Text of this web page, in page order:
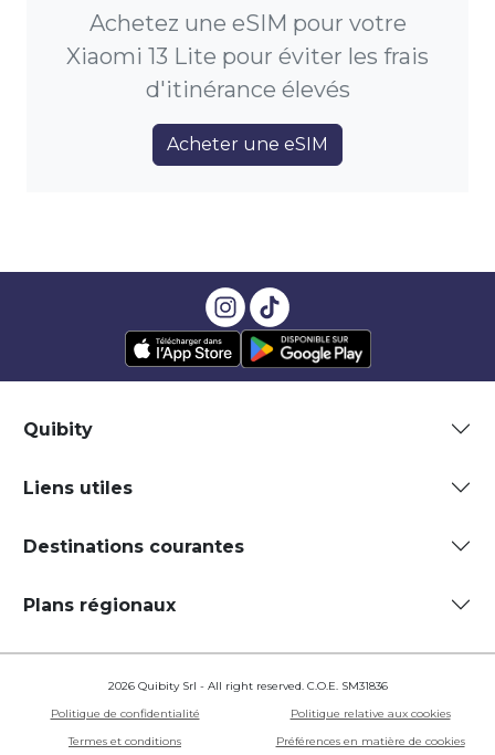
Achetez une eSIM pour votre
Xiaomi 13 Lite pour éviter les frais
d'itinérance élevés
Acheter une eSIM
Quibity
Liens utiles
Destinations courantes
Plans régionaux
2026 Quibity Srl - All right reserved. C.O.E. SM31836
Politique de confidentialité
Politique relative aux cookies
Termes et conditions
Préférences en matière de cookies